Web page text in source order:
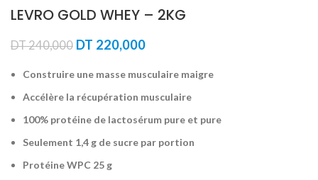
LEVRO GOLD WHEY – 2KG
DT240,000 Le
initial
DT 240,000.
DT 220,000Le
actuel
DT 220,000.
Construire une masse musculaire maigre
Accélère la récupération musculaire
100% protéine de lactosérum pure et pure
Seulement 1,4 g de sucre par portion
Protéine WPC 25 g